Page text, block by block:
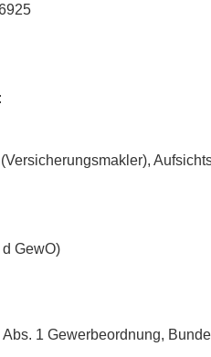
GewO)
1 Gewerbeordnung,